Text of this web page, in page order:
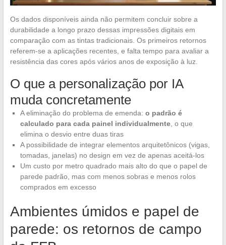
Os dados disponíveis ainda não permitem concluir sobre a
durabilidade a longo prazo dessas impressões digitais em
comparação com as tintas tradicionais. Os primeiros retornos
referem-se a aplicações recentes, e falta tempo para avaliar a
resistência das cores após vários anos de exposição à luz.
O que a personalização por IA
muda concretamente
A eliminação do problema de emenda: o padrão é
calculado para cada painel individualmente, o que
elimina o desvio entre duas tiras
A possibilidade de integrar elementos arquitetônicos (vigas,
tomadas, janelas) no design em vez de apenas aceitá-los
Um custo por metro quadrado mais alto do que o papel de
parede padrão, mas com menos sobras e menos rolos
comprados em excesso
Ambientes úmidos e papel de
parede: os retornos de campo